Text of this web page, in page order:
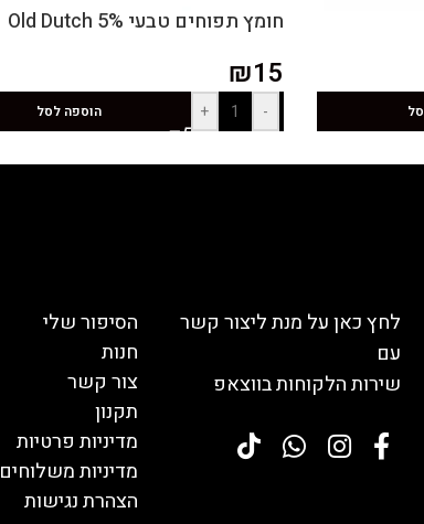
חומץ תפוחים טבעי 5% Old Dutch
₪15
-
+ הוספה לסל
לחץ כאן על מנת ליצור קשר
עם
שירות הלקוחות בווצאפ
הסיפור שלי
חנות
צור קשר
תקנון
מדיניות פרטיות
מדיניות משלוחים
הצהרת נגישות